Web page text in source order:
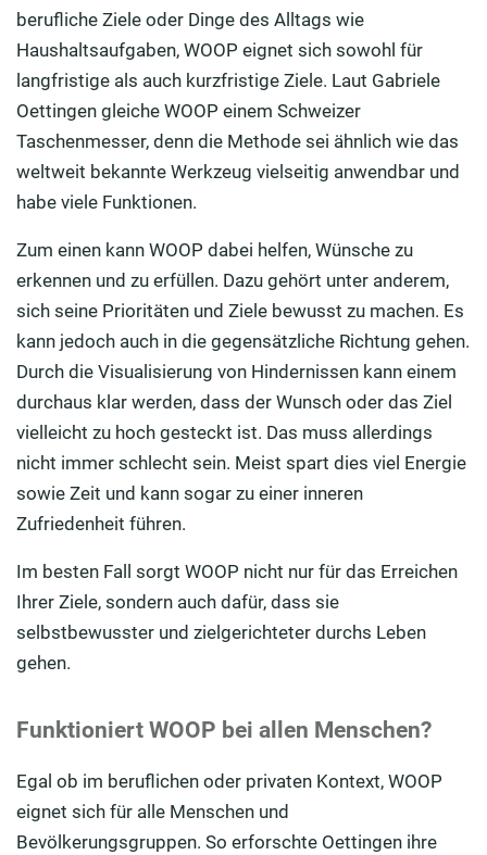
berufliche Ziele oder Dinge des Alltags wie
Haushaltsaufgaben, WOOP eignet sich sowohl für
langfristige als auch kurzfristige Ziele. Laut Gabriele
Oettingen gleiche WOOP einem Schweizer
Taschenmesser, denn die Methode sei ähnlich wie das
weltweit bekannte Werkzeug vielseitig anwendbar und
habe viele Funktionen.
Zum einen kann WOOP dabei helfen, Wünsche zu
erkennen und zu erfüllen. Dazu gehört unter anderem,
sich seine Prioritäten und Ziele bewusst zu machen. Es
kann jedoch auch in die gegensätzliche Richtung gehen.
Durch die Visualisierung von Hindernissen kann einem
durchaus klar werden, dass der Wunsch oder das Ziel
vielleicht zu hoch gesteckt ist. Das muss allerdings
nicht immer schlecht sein. Meist spart dies viel Energie
sowie Zeit und kann sogar zu einer inneren
Zufriedenheit führen.
Im besten Fall sorgt WOOP nicht nur für das Erreichen
Ihrer Ziele, sondern auch dafür, dass sie
selbstbewusster und zielgerichteter durchs Leben
gehen.
Funktioniert WOOP bei allen Menschen?
Egal ob im beruflichen oder privaten Kontext, WOOP
eignet sich für alle Menschen und
Bevölkerungsgruppen. So erforschte Oettingen ihre